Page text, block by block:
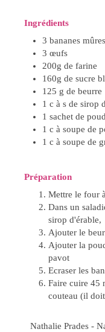
Ingrédients
3 bananes mûres
3 œufs
200g de farine
160g de sucre
125 g de beurre
1 c à s de sirop
1 sachet de
1 c à soupe de
1 c à soupe de
Préparation
Mettre le four
Dans un
sirop d'érable,
Ajouter le
Ajouter la
pavot
Ecraser les
Faire cuire 45
couteau (il
Nathalie Prades -